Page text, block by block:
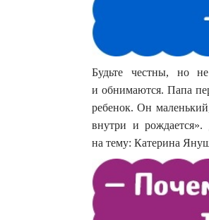
Будьте честны, но
и обнимаются. Папа
ребенок. Он
внутри и рождается».
на тему: Катерина